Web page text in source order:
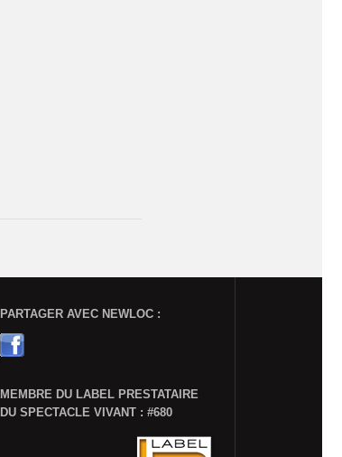
PARTAGER AVEC NEWLOC :
MEMBRE DU LABEL PRESTATAIRE
DU SPECTACLE VIVANT : #680